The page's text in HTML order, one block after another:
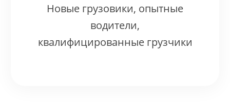
Новые грузовики, опытные
водители,
квалифицированные грузчики